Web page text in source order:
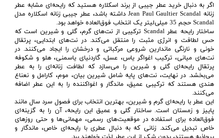
اگر به دنبال خرید عطر جیبی از برند اسکلاره هستید که رایحه‌ای مشابه عطر
زنانه Jean Paul Gaultier Scandal داشته باشد، عطر جیبی زنانه اسکلاره مدل
Scandal حجم 35 میلی‌لیتر یک انتخاب فوق‌العاده خواهد بود.
ساختار رایحه عطر Scandal ترکیبی از نت‌های گرم، گلی و شیرین است که
حس لطافت و انرژی مثبت را منتقل می‌کند. در نت‌های ابتدایی، پرتقال
خونی و نارنگی ماندارین شروعی مرکباتی و درخشان را ایجاد می‌کنند. در
نت‌های میانی، ترکیب اغواگر یاس، عسل، گاردنیای یاسمنی، هلو و شکوفه
پرتقال رایحه‌ای گلی و شیرین را می‌سازد که لطافت زنانه‌ای را به عطر
می‌بخشد. در نهایت، نت‌های پایه شامل شیرین بیان، موم، کارامل و نعناع
هندی هستند که ترکیبی عمیق، ماندگار و اغواکننده را به این عطر اضافه
می‌کنند.
این عطر با رایحه‌ای گرم و شیرین، بهترین انتخاب برای فصول سرد سال مانند
پاییز و زمستان است. ساختار گلی و عمیق این رایحه، آن را به گزینه‌ای
فوق‌العاده برای استفاده در موقعیت‌های رسمی، مهمانی‌ها و حتی روزهای
خاص تبدیل می‌کند. زنانی که به دنبال عطری با رایحه‌ای خاص، ماندگار و